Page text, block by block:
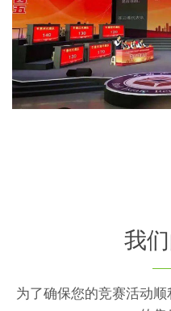
我
为了确保您的竞赛活动